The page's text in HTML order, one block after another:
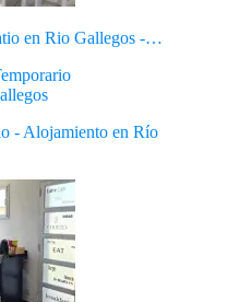
en Rio Gallegos -…
- Alojamiento en Río